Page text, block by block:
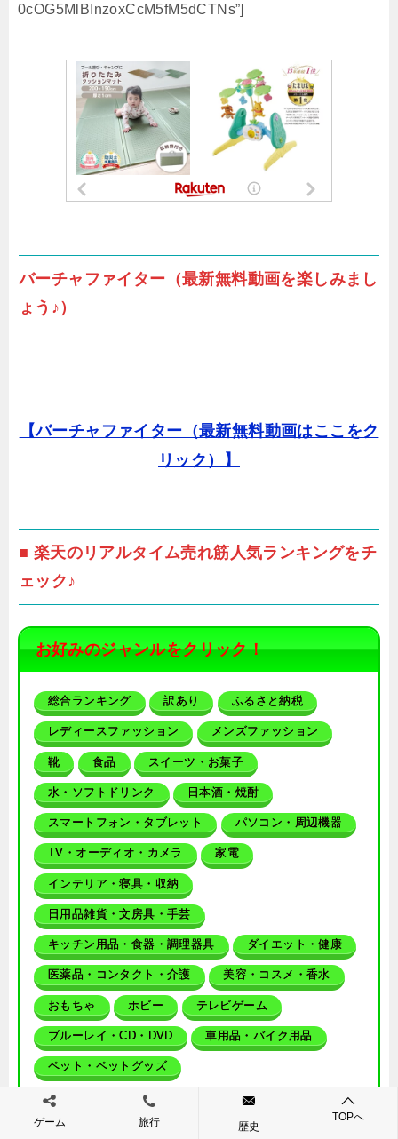
0cOG5MlBInzoxCcM5fM5dCTNs”]
バーチャファイター（最新無料動画を楽しみまし
ょう♪）
【バーチャファイター（最新無料動画はここをク
リック）】
■ 楽天のリアルタイム売れ筋人気ランキングをチ
ェック♪
お好みのジャンルをクリック！
総合ランキング 訳あり ふるさと納税
レディースファッション メンズファッション
靴 食品 スイーツ・お菓子
水・ソフトドリンク 日本酒・焼酎
スマートフォン・タブレット パソコン・周辺機器
TV・オーディオ・カメラ 家電
インテリア・寝具・収納
日用品雑貨・文房具・手芸
キッチン用品・食器・調理器具 ダイエット・健康
医薬品・コンタクト・介護 美容・コスメ・香水
おもちゃ ホビー テレビゲーム
ブルーレイ・CD・DVD 車用品・バイク用品
ペット・ペットグッズ
キッズ・ベビー・マタニティ 本・雑誌・コミック
カタログギフト・チケット
ゲーム 旅行 歴史
TOPへ